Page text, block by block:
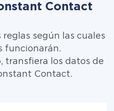
Contact
según las cuales
funcionarán.
transfiera los datos de
Contact.